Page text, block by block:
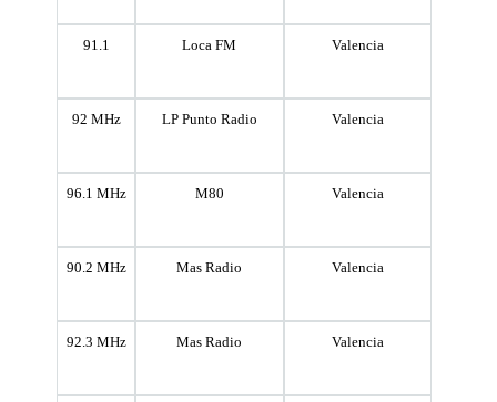
91.1 Loca FM Valencia
92 MHz LP Punto Radio Valencia
96.1 MHz M80 Valencia
90.2 MHz Mas Radio Valencia
92.3 MHz Mas Radio Valencia